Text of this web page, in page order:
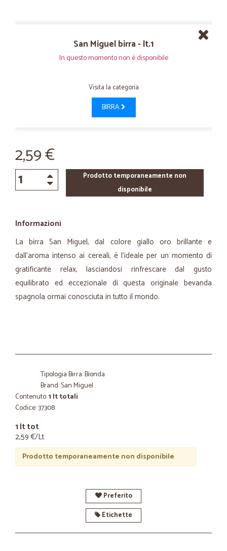
San Miguel birra - lt.1
In questo momento non è disponibile
Visita la categoria
BIRRA
2,59 €
Prodotto temporaneamente non
disponibile
Informazioni
La birra San Miguel, dal colore giallo oro brillante e
dall’aroma intenso ai cereali, è l’ideale per un momento di
gratificante relax, lasciandosi rinfrescare dal gusto
equilibrato ed eccezionale di questa originale bevanda
spagnola ormai conosciuta in tutto il mondo.
Tipologia Birra: Bionda
Brand: San Miguel
Contenuto:1 lt totali
Codice: 37308
1 lt tot
2,59 €/Lt
Prodotto temporaneamente non disponibile
Preferito
Etichette